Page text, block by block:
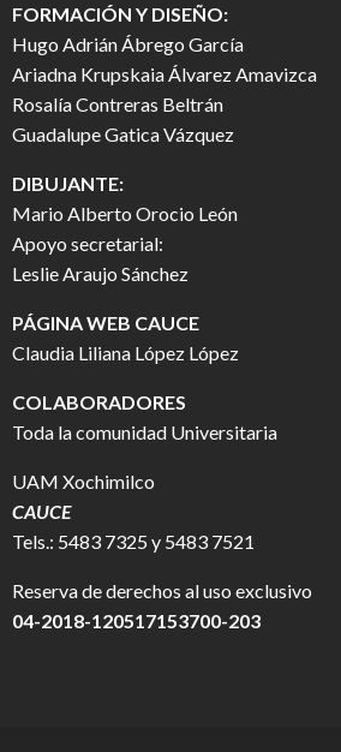
FORMACIÓN Y DISEÑO:
Hugo Adrián Ábrego García
Ariadna Krupskaia Álvarez Amavizca
Rosalía Contreras Beltrán
Guadalupe Gatica Vázquez
DIBUJANTE:
Mario Alberto Orocio León
Apoyo secretarial:
Leslie Araujo Sánchez
PÁGINA WEB CAUCE
Claudia Liliana López López
COLABORADORES
Toda la comunidad Universitaria
UAM Xochimilco
CAUCE
Tels.: 5483 7325 y 5483 7521
Reserva de derechos al uso exclusivo
04-2018-120517153700-203